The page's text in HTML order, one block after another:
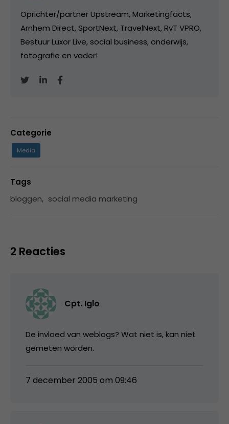
Oprichter/partner Upstream, Marketingfacts,
Arnhem Direct, SportNext, TravelNext, RvT VPRO,
Bestuur Luxor Live, social business, onderwijs,
fotografie en vader!
Categorie
Media
Tags
bloggen, social media marketing
2 Reacties
Cpt. Iglo
De invloed van weblogs? Wat niet is, kan niet
gemeten worden.
7 december 2005 om 09:46